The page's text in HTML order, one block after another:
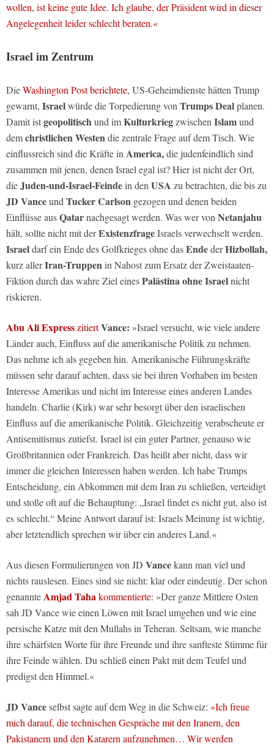
wollen, ist keine gute Idee. Ich glaube, der Präsident wird in dieser
Angelegenheit leider schlecht beraten.«
Israel im Zentrum
DieWashington Post berichtete, US-Geheimdienste hätten Trump
gewarnt, Israelwürde die Torpedierung von Trumps Dealplanen.
Damit istgeopolitischund imKulturkriegzwischen Islamund
demchristlichen Westendie zentrale Frage auf dem Tisch. Wie
einflussreich sind die Kräfte in America,die judenfeindlich sind
zusammen mit jenen, denen Israel egal ist? Hier ist nicht der Ort,
dieJuden-und-Israel-Feindein den USA zu betrachten, die bis zu
JD Vanceund Tucker Carlson gezogen und denen beiden
Einflüsse ausQatarnachgesagt werden. Was wer von Netanjahu
hält, sollte nicht mit derExistenzfrageIsraels verwechselt werden.
Israeldarf ein Ende des Golfkrieges ohne dasEndederHizbollah,
kurz allerIran-Truppenin Nahost zum Ersatz der Zweistaaten-
Fiktion durch das wahre Ziel einesPalästina ohne Israelnicht
riskieren.
Abu Ali ExpresszitiertVance: »Israel versucht, wie viele andere
Länder auch, Einfluss auf die amerikanische Politik zu nehmen.
Das nehme ich als gegeben hin. Amerikanische Führungskräfte
müssen sehr darauf achten, dass sie bei ihren Vorhaben im besten
Interesse Amerikas und nicht im Interesse eines anderen Landes
handeln. Charlie (Kirk) war sehr besorgt über den israelischen
Einfluss auf die amerikanische Politik. Gleichzeitig verabscheute er
Antisemitismus zutiefst. Israel ist ein guter Partner, genauso wie
Großbritannien oder Frankreich. Das heißt aber nicht, dass wir
immer die gleichen Interessen haben werden. Ich habe Trumps
Entscheidung, ein Abkommen mit dem Iran zu schließen, verteidigt
und stoße oft auf die Behauptung: „Israel findet es nicht gut, also ist
es schlecht.“ Meine Antwort darauf ist: Israels Meinung ist wichtig,
aber letztendlich sprechen wir über ein anderes Land.«
Aus diesen Formulierungen von JD Vancekann man viel und
nichts rauslesen. Eines sind sie nicht: klar oder eindeutig. Der schon
genannteAmjad Tahakommentierte: »Der ganze Mittlere Osten
sah JD Vance wie einen Löwen mit Israel umgehen und wie eine
persische Katze mit den Mullahs in Teheran. Seltsam, wie manche
ihre schärfsten Worte für ihre Freunde und ihre sanfteste Stimme für
ihre Feinde wählen. Du schließ einen Pakt mit dem Teufel und
predigst den Himmel.«
JD Vanceselbst sagte auf dem Weg in die Schweiz: »Ich freue
mich darauf, die technischen Gespräche mit den Iranern, den
Pakistanern und den Katarern aufzunehmen… Wir werden